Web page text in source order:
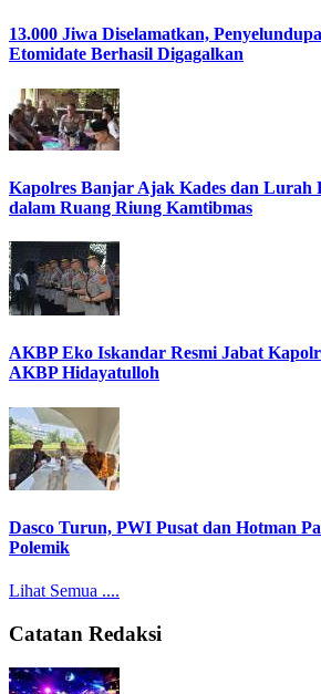
13.000 Jiwa Diselamatkan,
Etomidate Berhasil Digagalkan
Kapolres Banjar Ajak Kades dan Lurah
dalam Ruang Riung Kamtibmas
AKBP Eko Iskandar Resmi Jabat
AKBP Hidayatulloh
Dasco Turun, PWI Pusat dan Hotman
Polemik
Lihat Semua ....
Catatan Redaksi